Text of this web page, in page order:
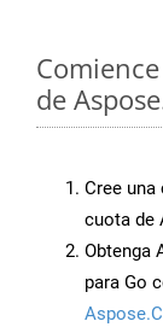
de
Cree una
cuota de
Obtenga
para Go